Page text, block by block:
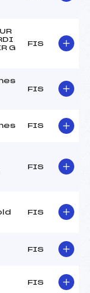
G
FIS
FIS
FIS
FIS
FIS
FIS
FIS